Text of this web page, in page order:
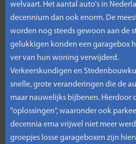
welvaart. Het aantal auto's in
decennium dan ook enorm. De
worden nog steeds gewoon aan de
gelukkigen konden een garagebox
ver van hun woning verwijderd.
Verkeerskundigen en
snelle, grote veranderingen die de
maar nauwelijks bijbenen. Hierdoor
"oplossingen", waaronder ook
decennia erna vrijwel niet meer
groepjes losse garageboxen zijn